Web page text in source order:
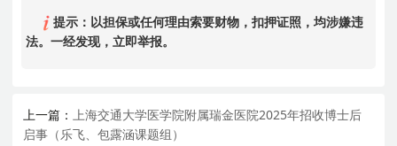
提示：以担保或任何理由索要财物，扣押证照，均涉嫌违
法。一经发现，立即举报。
上一篇：
上海交通大学医学院附属瑞金医院2025年招收博士后
启事（乐飞、包露涵课题组）